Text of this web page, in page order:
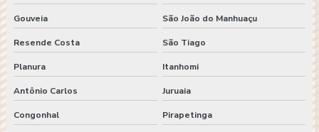
Gouveia São João do Manhuaçu
Resende Costa São Tiago
Planura Itanhomi
Antônio Carlos Juruaia
Congonhal Pirapetinga